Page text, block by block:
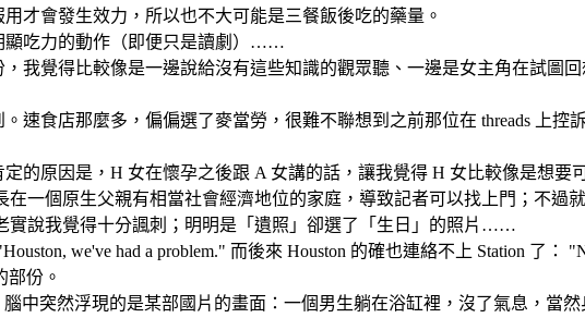
才會發生效力，所以也不大可能是三餐飯後吃的藥量。
顯吃力的動作（即便只是讀劇）……
我覺得比較像是一邊說給沒有這些知識的觀眾聽、一邊是女主角在試圖
速食店那麼多，偏偏選了麥當勞，很難不聯想到之前那位在 threads 上
的原因是，H 女在懷孕之後跟 A 女講的話，讓我覺得 H 女比較像是想要
在一個原生父親有相當社會經濟地位的家庭，導致記者可以找上門；不
實說我覺得十分諷刺；明明是「遺照」卻選了「生日」的照片……
we've had a problem." 而後來 Houston 的確也連絡不上 Station 了：
部份。
中突然浮現的是某部國片的畫面：一個男生躺在浴缸裡，沒了氣息，當